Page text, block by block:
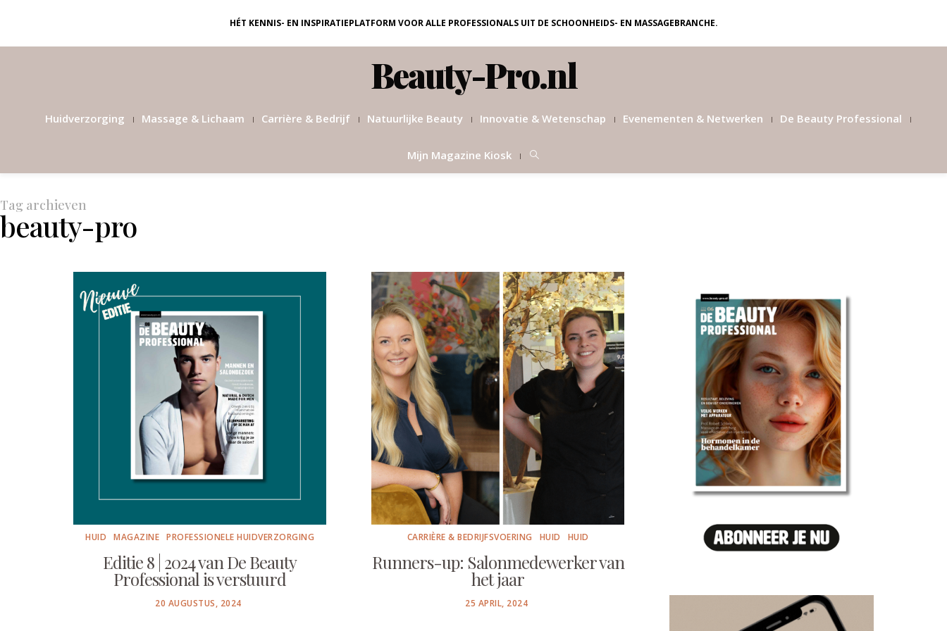
HÉT KENNIS- EN INSPIRATIEPLATFORM VOOR ALLE PROFESSIONALS UIT DE SCHOONHEIDS- EN MASSAGEBRANCHE.
Beauty-Pro.nl
Huidverzorging Massage & Lichaam Carrière & Bedrijf Natuurlijke Beauty Innovatie & Wetenschap Evenementen & Netwerken De Beauty Professional
Mijn Magazine Kiosk
Tag archieven
beauty-pro
HUID MAGAZINE PROFESSIONELE HUIDVERZORGING
Editie 8 | 2024 van De Beauty
Professional is verstuurd
POSTED
20 AUGUSTUS, 2024
CARRIÈRE & BEDRIJFSVOERING HUID HUID
Runners-up: Salonmedewerker van
het jaar
POSTED
25 APRIL, 2024